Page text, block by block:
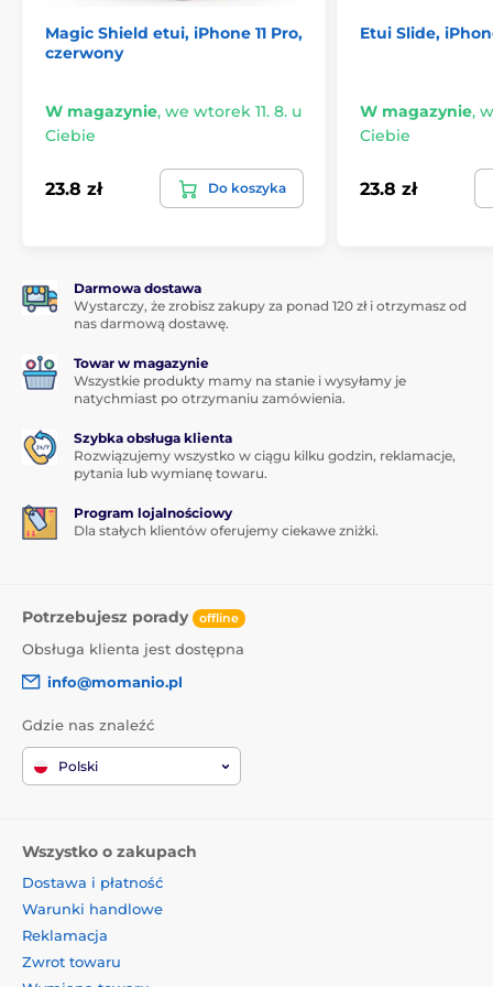
ekologiczna alternatywa dla popularnych pokryć
wykonanych w pełni z włókien syntetycznych.
Elastyczne, ale wytrzymałe
Podczas produkcji etui Eco Case mieszanka włókien
została dobrana tak, aby etui było elastyczne i
wstrząsy i upadki, chroni przed wgnieceniami i
zarysowaniami. Elastyczne krawędzie ułatwiają
Etui Eco ma podłużny, gładki kształt bez ostrych
krawędzi. Materiał jest przyjemny w dotyku i sprawia
wrażenie satynowego. Powłoka oleofobowa zapewnia,
odcisków palców. Dostępne w wielu pięknych
pastelowych kolorach.
Wygoda użycia jest najważniejsza
Etui zostało dopasowane do telefonu, aby można było
Pokrowiec ma precyzyjnie wycięte przyciski na
bocznych krawędziach. Wokół aparatu znajduje się
Magic Shield etui, iPhone 11 Pro,
czerwony
W magazynie, we wtorek 11. 8. u
Ciebie
23.8 zł Do koszyka
Etui Slide,
W magazynie,
Ciebie
23.8 zł
Darmowa dostawa
Wystarczy, że zrobisz zakupy za ponad 120 zł i otrzymasz od
nas darmową dostawę.
Towar w magazynie
Wszystkie produkty mamy na stanie i wysyłamy je
natychmiast po otrzymaniu zamówienia.
Szybka obsługa klienta
Rozwiązujemy wszystko w ciągu kilku godzin, reklamacje,
pytania lub wymianę towaru.
Program lojalnościowy
Dla stałych klientów oferujemy ciekawe zniżki.
Potrzebujesz porady offline
Obsługa klienta jest dostępna
info@momanio.pl
Gdzie nas znaleźć
Polski
Wszystko o zakupach
Dostawa i płatność
Warunki handlowe
Reklamacja
Zwrot towaru